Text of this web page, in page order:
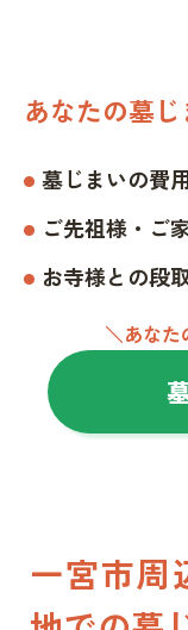
あなたの墓じ
墓じまいの費
ご先祖様・ご
お寺様との段
＼あなた
一宮市周